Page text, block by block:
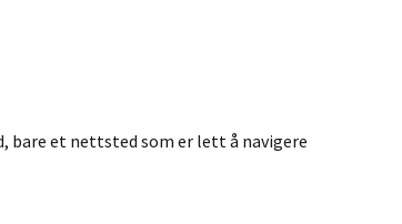
bare et nettsted som er lett å navigere